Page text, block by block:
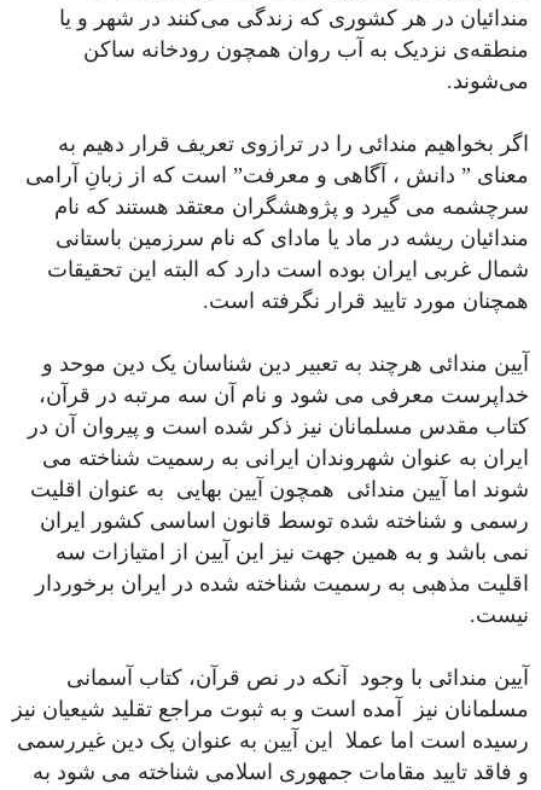
مندائیان در هر کشوری که زندگی می‌کنند در شهر و یا
منطقه‌ی نزدیک به آب روان همچون رودخانه ساکن
می‌شوند.
اگر بخواهیم مندائی را در ترازوی تعریف قرار دهیم به
معنای ” دانش ، آگاهی و معرفت” است که از زبانِ آرامی
سرچشمه می گیرد و پژوهشگران معتقد هستند که نام
مندائیان ریشه در ماد یا مادای که نام سرزمین باستانی
شمال غربی ایران بوده است دارد که البته این تحقیقات
همچنان مورد تایید قرار نگرفته است.
آیین مندائی هرچند به تعبیر دین شناسان یک دین موحد و
خداپرست معرفی می شود و نام آن سه مرتبه در قرآن،
کتاب مقدس مسلمانان نیز ذکر شده است و پیروان آن در
ایران به عنوان شهروندان ایرانی به رسمیت شناخته می
شوند اما آیین مندائی همچون آیین بهایی به عنوان اقلیت
رسمی و شناخته شده توسط قانون اساسی کشور ایران
نمی باشد و به همین جهت نیز این آیین از امتیازات سه
اقلیت مذهبی به رسمیت شناخته شده در ایران برخوردار
نیست.
آیین مندائی با وجود آنکه در نص قرآن، کتاب آسمانی
مسلمانان نیز آمده است و به ثبوت مراجع تقلید شیعیان نیز
رسیده است اما عملا این آیین به عنوان یک دین غیررسمی
و فاقد تایید مقامات جمهوری اسلامی شناخته می شود به